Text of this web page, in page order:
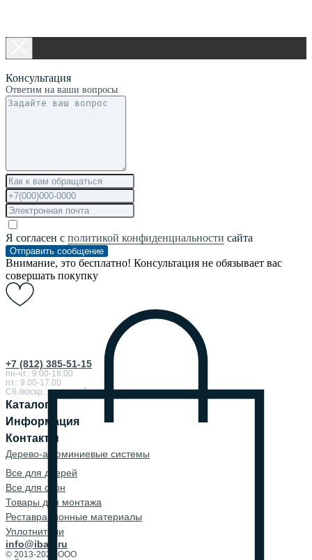
+7 (812) 385-51-15
пн-чт.: 9:00-18:00
пт.: 9.00-17.00
Сб./воскр.: выходной
Каталог
Информация
Контакты
Дерево-алюминиевые системы
Все для дверей
Все для окон
Товары для монтажа
Реставрационные материалы
Уплотнители
info@ibau.ru
© 2013-2026 ООО
Консультация
Ответим на ваши вопросы
Я согласен с политикой конфиденциальности сайта
Отправить сообщение
Внимание, это бесплатно! Консультация не обязывает вас
совершать покупку